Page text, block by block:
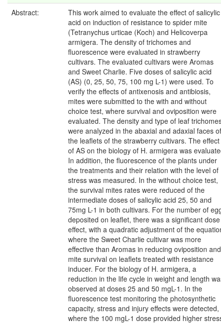
Abstract:
This work aimed to evaluate the effect of salicylic
acid on induction of resistance to spider mite
(Tetranychus urticae (Koch) and Helicoverpa
armigera. The density of trichomes and
fluorescence were evaluated in strawberry
cultivars. The evaluated cultivars were Aromas
and Sweet Charlie. Five doses of salicylic acid
(AS) (0, 25, 50, 75, 100 mg L-1) were used. To
verify the effects of antixenosis and antibiosis,
mites were submitted to the with and without
choice test, where survival and oviposition were
evaluated. The density and type of leaf
were analyzed in the abaxial and adaxial faces of
the leaflets of the strawberry cultivars. The effect
of AS on the biology of H. armigera was
In addition, the fluorescence of the plants under
the treatments and their relation with the level of
stress was measured. In the without choice test,
the survival mites rates were reduced of the
intermediate doses of salicylic acid 25, 50 and
75mg L-1 in both cultivars. For the number of
deposited on leaflet, there was a significant dose
effect, with a quadratic adjustment of the
where the Sweet Charlie cultivar was more
effective than Aromas in reducing oviposition and
mite survival on leaflets treated with resistance
inducer. For the biology of H. armigera, a
reduction in the life cycle in weight and length
observed at doses 25 and 50 mgL-1. In the
fluorescence test monitoring the photosynthetic
capacity, stress and injury effects were detected,
where the 100 mgL-1 dose provided higher